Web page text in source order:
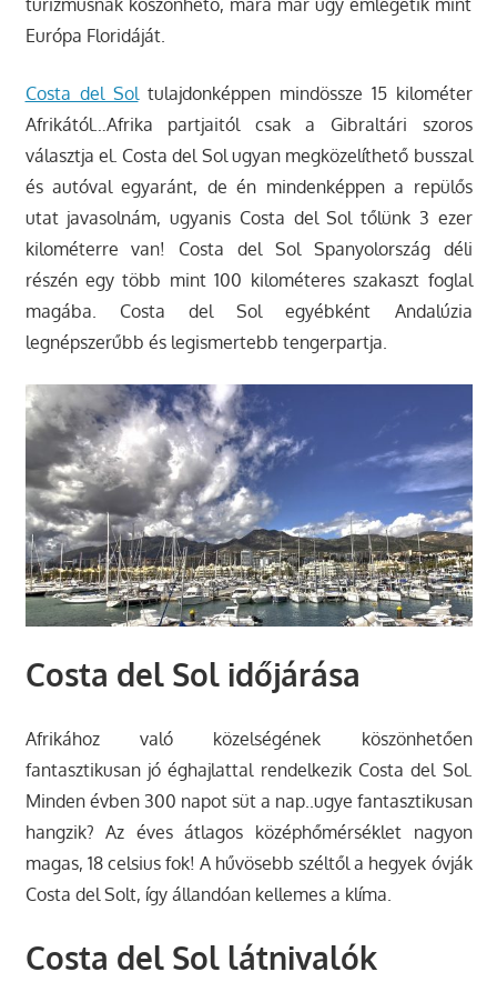
turizmusnak köszönhető, mára már úgy emlegetik mint
Európa Floridáját.
Costa del Soltulajdonképpen mindössze 15 kilométer
Afrikától…Afrika partjaitól csak a Gibraltári szoros
választja el. Costa del Sol ugyan megközelíthető busszal
és autóval egyaránt, de én mindenképpen a repülős
utat javasolnám, ugyanis Costa del Sol tőlünk 3 ezer
kilométerre van! Costa del Sol Spanyolország déli
részén egy több mint 100 kilométeres szakaszt foglal
magába. Costa del Sol egyébként Andalúzia
legnépszerűbb és legismertebb tengerpartja.
Costa del Sol időjárása
Afrikához való közelségének köszönhetően
fantasztikusan jó éghajlattal rendelkezik Costa del Sol.
Minden évben 300 napot süt a nap..ugye fantasztikusan
hangzik? Az éves átlagos középhőmérséklet nagyon
magas, 18 celsius fok! A hűvösebb széltől a hegyek óvják
Costa del Solt, így állandóan kellemes a klíma.
Costa del Sol látnivalók